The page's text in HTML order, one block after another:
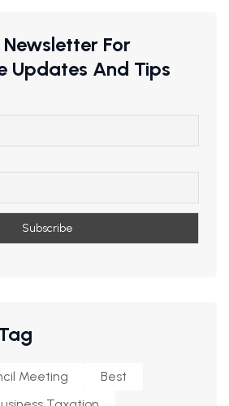
For
Updates And Tips
Meeting
Best